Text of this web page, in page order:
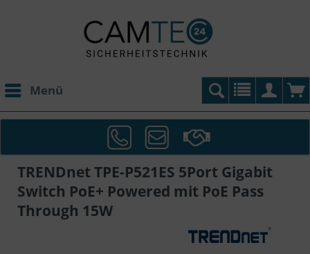
Menü
TRENDnet TPE-P521ES 5Port Gigabit
Switch PoE+ Powered mit PoE Pass
Through 15W